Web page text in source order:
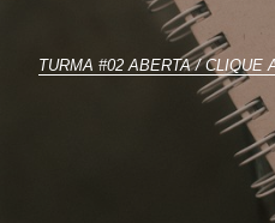
TURMA #02 ABERTA / CLIQUE